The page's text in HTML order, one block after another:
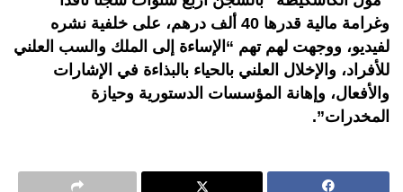
وغرامة مالية قدرها 40 ألف درهم، على خلفية نشره
لفيديو، ووجهت لهم تهم “الإساءة إلى الملك والسب العلني
للأفراد، والإخلال العلني بالحياء بالبذاءة في الإشارات
والأفعال، وإهانة المؤسسات الدستورية وحيازة
المخدرات”.